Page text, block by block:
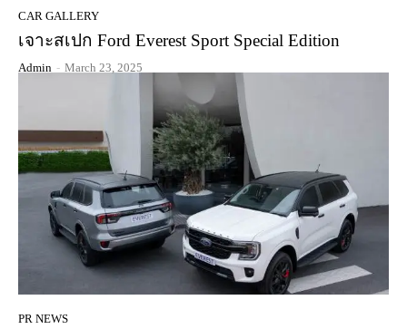
CAR GALLERY
เจาะสเปก Ford Everest Sport Special Edition
Admin - March 23, 2025
PR NEWS